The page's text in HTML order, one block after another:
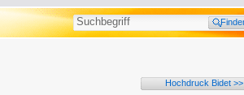
Hochdruck Bidet >>